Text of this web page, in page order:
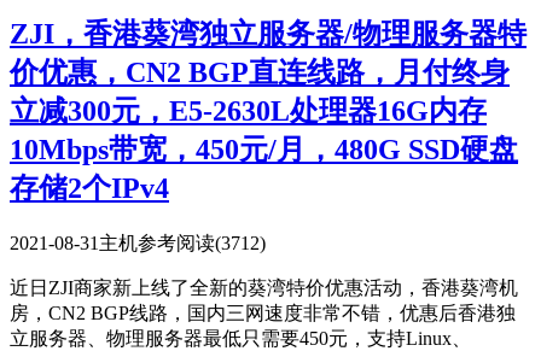
ZJI，香港葵湾独立服务器/物理服务器特
价优惠，CN2 BGP直连线路，月付终身
立减300元，E5-2630L处理器16G内存
10Mbps带宽，450元/月，480G SSD硬盘
存储2个IPv4
2021-08-31 主机参考阅读(3712)
近日ZJI商家新上线了全新的葵湾特价优惠活动，香港葵湾机
房，CN2 BGP线路，国内三网速度非常不错，优惠后香港独
立服务器、物理服务器最低只需要450元，支持Linux、